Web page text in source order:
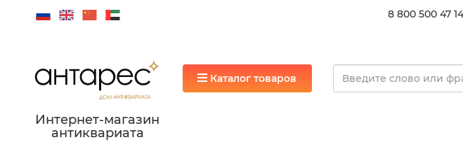
8 800 500 47 14
Интернет-магазин
антиквариата
Каталог товаров